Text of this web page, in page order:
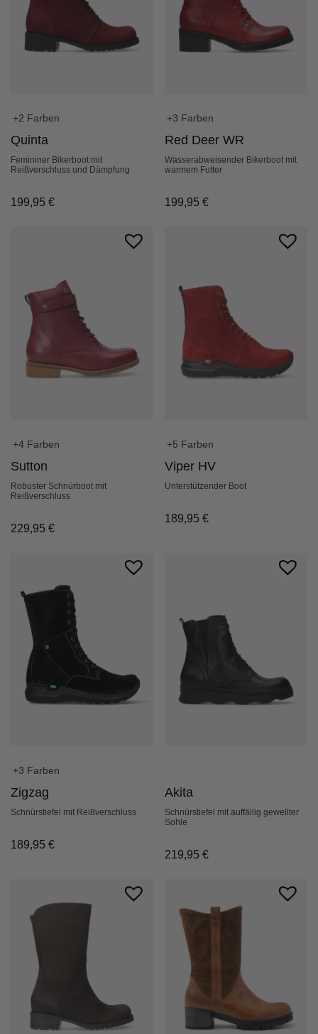
+2 Farben
Quinta
Femininer Bikerboot mit
Reißverschluss und Dämpfung
199,95 €
+3 Farben
Red Deer WR
Wasserabweisender Bikerboot mit
warmem Futter
199,95€
+4 Farben
Sutton
Robuster Schnürboot mit
Reißverschluss
229,95 €
+5 Farben
Viper HV
Unterstützender Boot
189,95€
+3 Farben
Zigzag
Schnürstiefel mit Reißverschluss
189,95 €
Akita
Schnürstiefel mit auffällig gewellter
Sohle
219,95€